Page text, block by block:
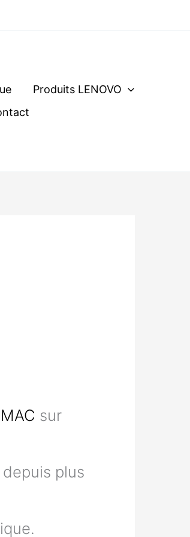
Produits LENOVO
MAC sur
plus